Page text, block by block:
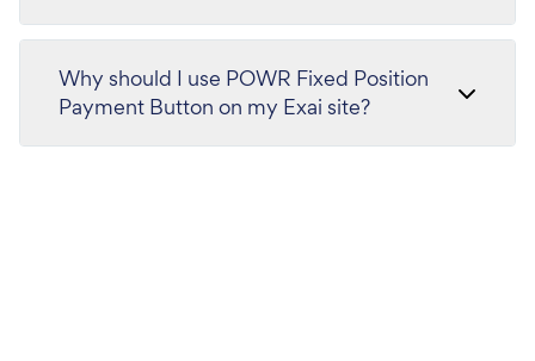
Why should I use POWR Fixed Position
Payment Button on my Exai site?